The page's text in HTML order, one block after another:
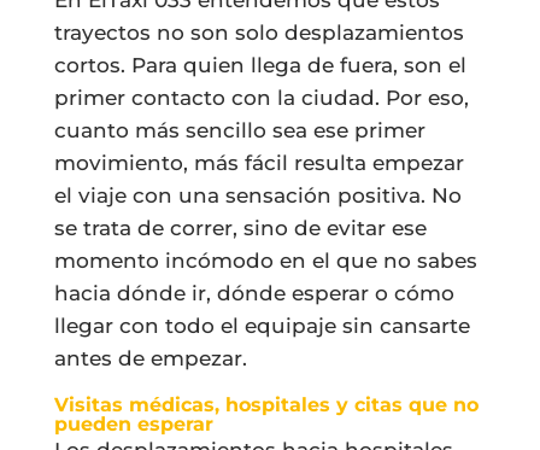
trayectos no son solo desplazamientos
cortos. Para quien llega de fuera, son el
primer contacto con la ciudad. Por eso,
cuanto más sencillo sea ese primer
movimiento, más fácil resulta empezar
el viaje con una sensación positiva. No
se trata de correr, sino de evitar ese
momento incómodo en el que no sabes
hacia dónde ir, dónde esperar o cómo
llegar con todo el equipaje sin cansarte
antes de empezar.
Visitas médicas, hospitales y citas que no
pueden esperar